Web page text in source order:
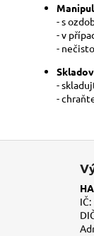
- s
- v
-
-
-